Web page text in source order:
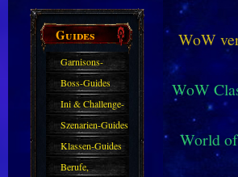
Guides
Garnisons-
Guides
Boss-Guides
Ini & Challenge-
Guides
Szenarien-Guides
Klassen-Guides
Berufe,
WoW
WoW
World